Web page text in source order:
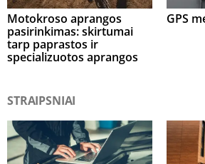
Motokroso aprangos
pasirinkimas: skirtumai
tarp paprastos ir
specializuotos aprangos
GPS
STRAIPSNIAI